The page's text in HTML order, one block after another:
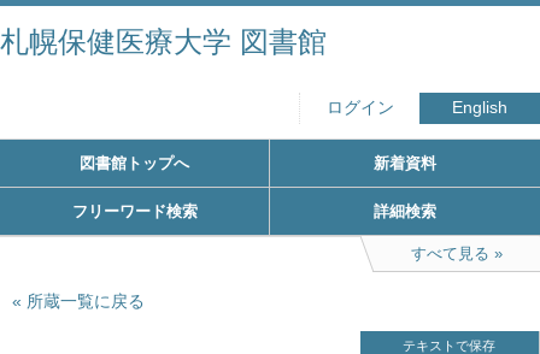
札幌保健医療大学 図書館
ログイン English
図書館トップへ 新着資料
フリーワード検索 詳細検索
すべて見る
所蔵一覧に戻る
テキストで保存